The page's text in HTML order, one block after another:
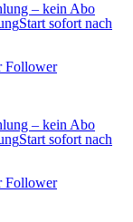
– kein Abo
Start sofort nach
Follower
– kein Abo
Start sofort nach
Follower